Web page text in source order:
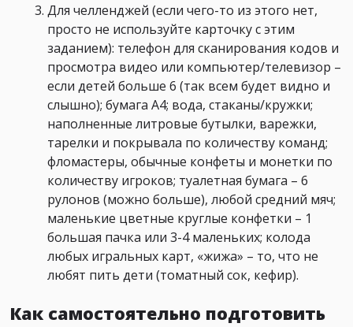
Для челленджей (если чего-то из этого нет,
просто не используйте карточку с этим
заданием): телефон для сканирования кодов и
просмотра видео или компьютер/телевизор –
если детей больше 6 (так всем будет видно и
слышно); бумага А4; вода, стаканы/кружки;
наполненные литровые бутылки, варежки,
тарелки и покрывала по количеству команд;
фломастеры, обычные конфеты и монетки по
количеству игроков; туалетная бумага – 6
рулонов (можно больше), любой средний мяч;
маленькие цветные круглые конфетки – 1
большая пачка или 3-4 маленьких; колода
любых игральных карт, «жижа» – то, что не
любят пить дети (томатный сок, кефир).
Как самостоятельно подготовить